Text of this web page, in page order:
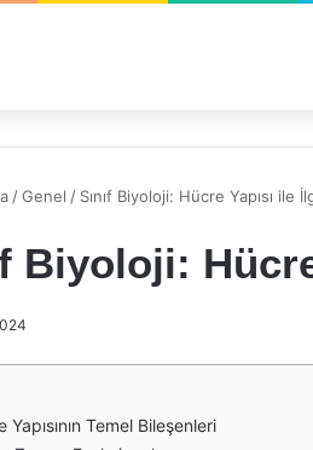
/Genel / Sınıf Biyoloji: Hücre Yapısı ile
Biyoloji:
Yapısının Temel Bileşenleri